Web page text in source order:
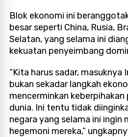
Blok ekonomi ini
besar seperti China, Rusia,
Selatan, yang selama ini
kekuatan penyeimbang
“Kita harus sadar, masuknya
bukan sekadar langkah
mencerminkan
dunia. Ini tentu tidak
negara yang selama ini ingin
hegemoni mereka,”